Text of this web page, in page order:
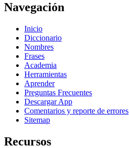
Navegación
Inicio
Diccionario
Nombres
Frases
Academia
Herramientas
Aprender
Preguntas Frecuentes
Descargar App
Comentarios y reporte de errores
Sitemap
Recursos